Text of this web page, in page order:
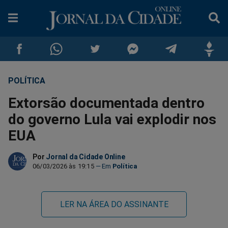
Compartilhar
no
Facebook
Compartilhar
no
no
no
no
no
POLÍTICA
Extorsão documentada dentro
do governo Lula vai explodir nos
EUA
Por Jornal da Cidade Online
06/03/2026 às 19:15 Política
LER NA ÁREA DO ASSINANTE